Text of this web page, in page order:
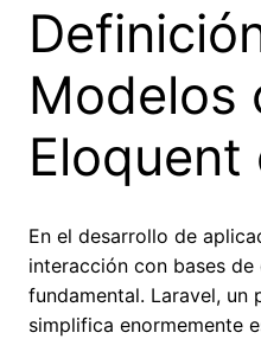
Modelos
Eloquent
En el desarrollo de
interacción con bases de
fundamental. Laravel, un
simplifica enormemente